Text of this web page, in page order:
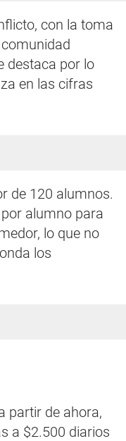
con la toma
destaca por lo
en las cifras
de 120 alumnos.
alumno para
lo que no
los
partir de ahora,
a $2.500 diarios